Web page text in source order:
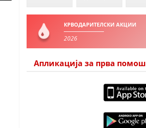
КРВОДАРИТЕЛСКИ АКЦИИ
2026
Апликација за прва помош